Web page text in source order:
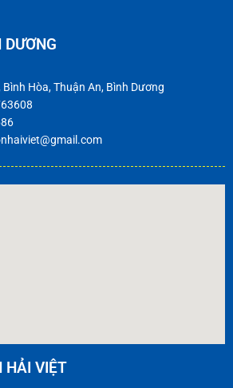
Hòa, Thuận An, Bình Dương
HẢI VIỆT